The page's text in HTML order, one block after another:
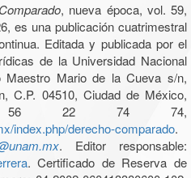
, nueva época, vol. 59,
es una publicación cuatrimestral
Editada y publicada por el
de la Universidad Nacional
Maestro Mario de la Cueva s/n,
C.P. 04510, Ciudad de México,
22 74 74,
index.php/derecho-comparado.
. Editor responsable:
. Certificado de Reserva de